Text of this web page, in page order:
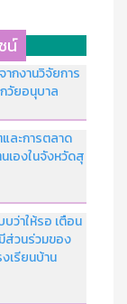
น์
กงานวิจัยการ
วัยอนุบาล
ละการตลาด
เองในจังหวัดสุ
ว่าให้รอ เตือน
ส่วนร่วมของ
เรียนบ้าน